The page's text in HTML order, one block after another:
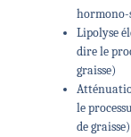
hormono-
Lipolyse
dire le
graisse)
le
de graisse)